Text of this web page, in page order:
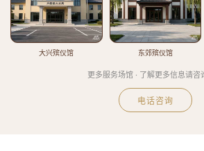
大兴殡仪馆 东郊殡仪馆
更多服务场馆 · 了解更多信息请咨
电话咨询